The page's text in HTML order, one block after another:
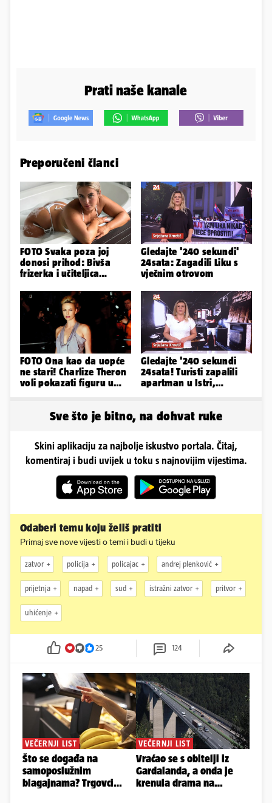
Prati naše kanale
Preporučeni članci
FOTO Svaka poza joj
donosi prihod: Bivša
frizerka i učiteljica
Instagram
Gledajte '240 sekundi'
24sata: Zagadili Liku s
vječnim otrovom
FOTO Ona kao da uopće
ne stari! Charlize Theron
voli pokazati figuru u
Gledajte '240 sekundi
24sata! Turisti zapalili
apartman u Istri,
Sve što je bitno, na dohvat ruke
Skini aplikaciju za najbolje iskustvo portala. Čitaj,
komentiraj i budi uvijek u toku s najnovijim vijestima.
Odaberi temu koju želiš pratiti
Primaj sve nove vijesti o temi i budi u tijeku
zatvor policija policajac andrej plenković
prijetnja napad sud istražni zatvor pritvor
uhićenje
25 124